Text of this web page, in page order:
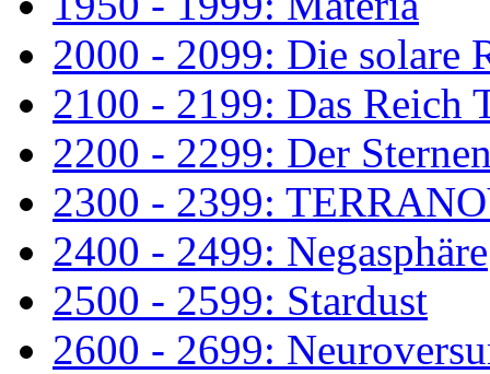
2000 - 2099: Die solare
2100 - 2199: Das Reich
2200 - 2299: Der
2300 - 2399:
2400 - 2499: Negasphäre
2500 - 2599: Stardust
2600 - 2699: